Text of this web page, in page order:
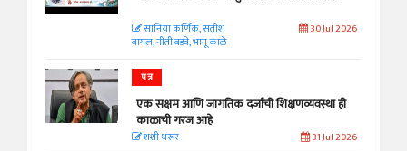
सानिया कर्णिक, सतीश
बागल, नीती बडवे, भानू काळे
30 Jul 2026
पत्र
एक सक्षम आणि जागतिक दर्जाची शिक्षणव्यवस्था ही
काळाची गरज आहे
शशी थरूर 31 Jul 2026